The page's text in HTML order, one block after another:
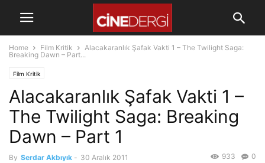
Home Film Kritik
Alacakaranlık Şafak Vakti 1 – The Twilight Saga:
Breaking Dawn – Part...
Film Kritik
Alacakaranlık Şafak Vakti 1 –
The Twilight Saga: Breaking
Dawn – Part 1
By Serdar Akbıyık - 30 Aralık 2011 0
933